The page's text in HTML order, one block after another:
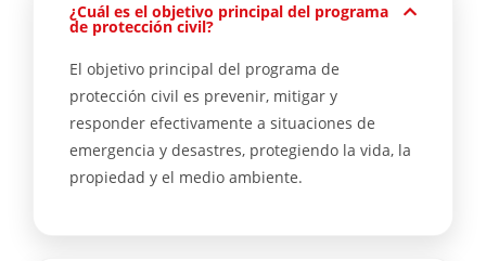
¿Cuál es el objetivo principal del programa
de protección civil?
El objetivo principal del programa de
protección civil es prevenir, mitigar y
responder efectivamente a situaciones de
emergencia y desastres, protegiendo la vida, la
propiedad y el medio ambiente.